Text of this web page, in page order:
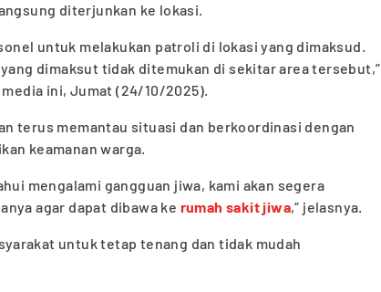
diterjunkan ke lokasi.
untuk melakukan patroli di lokasi yang dimaksud.
dimaksut tidak ditemukan di sekitar area tersebut,”
ini, Jumat (24/10/2025).
terus memantau situasi dan berkoordinasi dengan
keamanan warga.
mengalami gangguan jiwa, kami akan segera
agar dapat dibawa ke rumah sakit jiwa,” jelasnya.
untuk tetap tenang dan tidak mudah